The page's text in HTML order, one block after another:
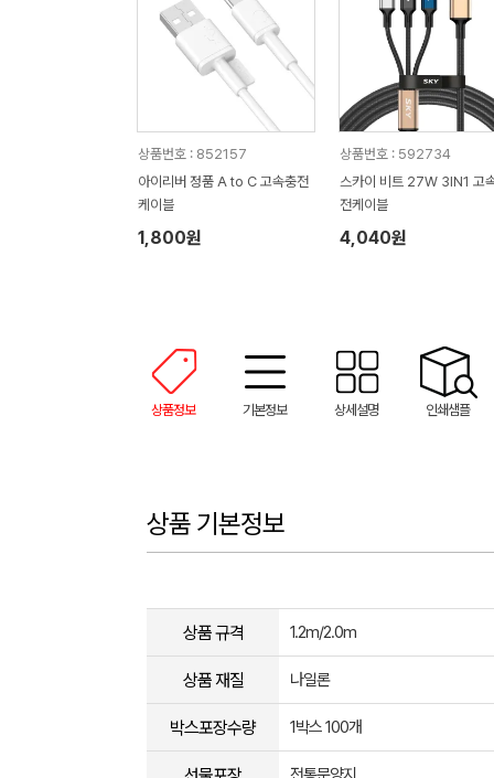
상품번호 : 852157
아이리버 정품 A to C 고속충전
케이블
1,800원
상품번호 : 592734
스카이 비트 27W 3IN1 고
전케이블
4,040원
상품정보 기본정보 상세설명 인쇄샘플
상품 기본정보
상품 규격 1.2m/2.0m
상품 재질 나일론
박스포장수량 1박스 100개